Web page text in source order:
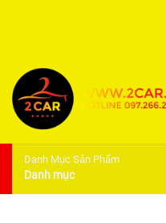
dung
Danh Mục Sản Phẩm
Danh mục